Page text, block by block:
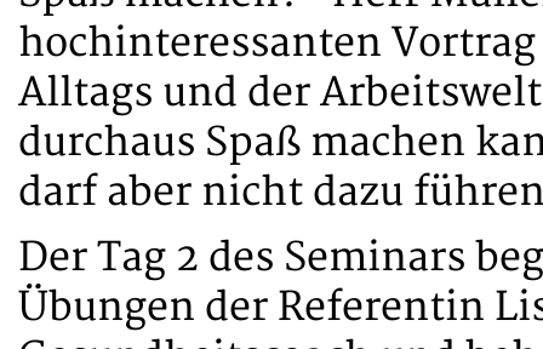
hochinteressanten
Alltags und der
durchaus Spaß machen
darf aber nicht dazu
Der Tag 2 des Seminars
Übungen der Referentin